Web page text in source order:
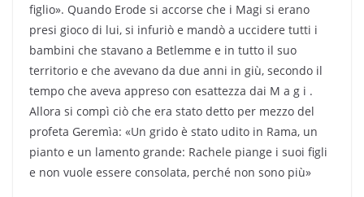
figlio». Quando Erode si accorse che i Magi si erano
presi gioco di lui, si infuriò e mandò a uccidere tutti i
bambini che stavano a Betlemme e in tutto il suo
territorio e che avevano da due anni in giù, secondo il
tempo che aveva appreso con esattezza dai M a g i .
Allora si compì ciò che era stato detto per mezzo del
profeta Geremìa: «Un grido è stato udito in Rama, un
pianto e un lamento grande: Rachele piange i suoi figli
e non vuole essere consolata, perché non sono più»